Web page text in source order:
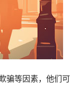
骗等因素，他们可